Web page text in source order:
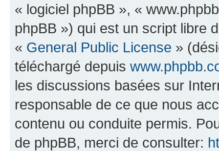
« logiciel phpBB », «
phpBB ») qui est un script libre
« General Public License »
téléchargé depuis
les discussions basées sur
responsable de ce que nous
contenu ou conduite permis.
de phpBB, merci de consulter: